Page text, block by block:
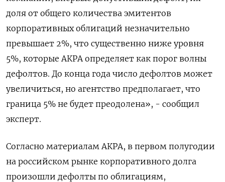
доля от общего количества эмитентов
корпоративных облигаций незначительно
превышает 2%, что существенно ниже уровня
5%, которые АКРА определяет как порог волны
дефолтов. До конца года число дефолтов может
увеличиться, но агентство предполагает, что
граница 5% не будет преодолена», - сообщил
эксперт.
Согласно материалам АКРА, в первом полугодии
на российском рынке корпоративного долга
произошли дефолты по облигациям,